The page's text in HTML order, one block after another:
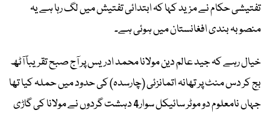
تفتیشی حکام نے مزید کہا کہ ابتدائی تفتیش میں لگ رہا ہے یہ
منصوبہ بندی افغانستان میں ہوئی ہے۔
خیال رہے کہ جید عالم دین مولانا محمد ادریس پر آج صبح تقریباً آٹھ
بج کر دس منٹ پر تھانہ اتمانزئی (چارسدہ) کی حدود میں حملہ کیا تھا
جہاں نامعلوم دو موٹر سائیکل سوار4 دہشت گردوں نے مولانا کی گاڑی